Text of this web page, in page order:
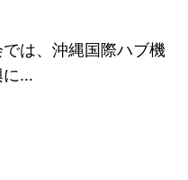
は、沖縄国際ハブ機
に…